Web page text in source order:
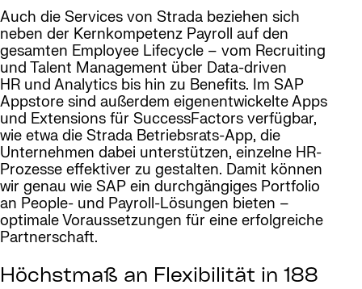
Auch die Services von Strada beziehen sich
neben der Kernkompetenz Payroll auf den
gesamten Employee Lifecycle – vom Recruiting
und Talent Management über Data-driven
HR und Analytics bis hin zu Benefits. Im SAP
Appstore sind außerdem eigenentwickelte Apps
und Extensions für SuccessFactors verfügbar,
wie etwa die Strada Betriebsrats-App, die
Unternehmen dabei unterstützen, einzelne HR-
Prozesse effektiver zu gestalten. Damit können
wir genau wie SAP ein durchgängiges Portfolio
an People- und Payroll-Lösungen bieten –
optimale Voraussetzungen für eine erfolgreiche
Partnerschaft.
Höchstmaß an Flexibilität in 188